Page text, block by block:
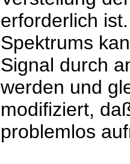
erforderlich
Spektrums
Signal durch
werden und
modifiziert,
problemlos